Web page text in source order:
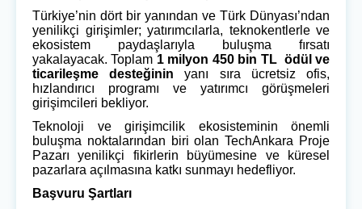
Türkiye’nin dört bir yanından ve Türk Dünyası’ndan
yenilikçi girişimler; yatırımcılarla, teknokentlerle ve
ekosistem paydaşlarıyla buluşma fırsatı
yakalayacak. Toplam 1 milyon 450 bin TL ödül ve
ticarileşme desteğinin yanı sıra ücretsiz ofis,
hızlandırıcı programı ve yatırımcı görüşmeleri
girişimcileri bekliyor.
Teknoloji ve girişimcilik ekosisteminin önemli
buluşma noktalarından biri olan TechAnkara Proje
Pazarı yenilikçi fikirlerin büyümesine ve küresel
pazarlara açılmasına katkı sunmayı hedefliyor.
Başvuru Şartları